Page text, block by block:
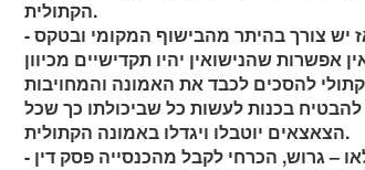
הקתולית.
- אם הלא-קתולי הוא יהודי או מוסלמי, אז יש צורך בהיתר מהבישוף המקומי ובטקס
אפשרות שהנישואין יהיו תקדישיים מכיוון
להסכים לכבד את האמונה והמחויבות
להבטיח בכנות לעשות כל שביכולתו כך שכל
הצאצאים יוטבלו ויגדלו באמונה הקתולית.
- אם בן הזוג הלא-קתולי – בין אם נוצרי או לאו – גרוש, הכרחי לקבל מהכנסייה פסק דין